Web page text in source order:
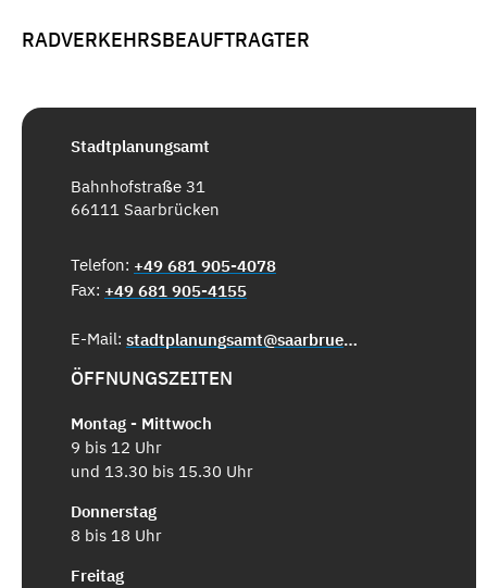
RADVERKEHRSBEAUFTRAGTER
Stadtplanungsamt
Bahnhofstraße 31
66111 Saarbrücken
Telefon: +49 681 905-4078
Fax: +49 681 905-4155
E-Mail: stadtplanungsamt@saarbruecken.de
ÖFFNUNGSZEITEN
Montag - Mittwoch
9 bis 12 Uhr
und 13.30 bis 15.30 Uhr
Donnerstag
8 bis 18 Uhr
Freitag